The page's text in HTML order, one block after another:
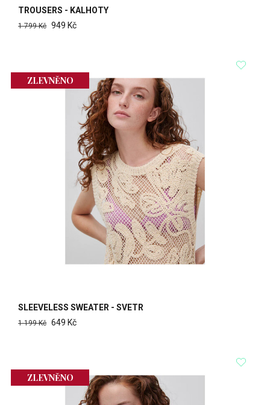
TROUSERS - KALHOTY
1 799 Kč 949 Kč
ZLEVNĚNO
SLEEVELESS SWEATER - SVETR
1 199 Kč 649 Kč
ZLEVNĚNO